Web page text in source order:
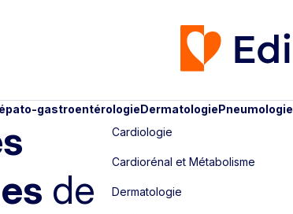
gastroentérologieDermatologiePneumologie
de
Cardiologie
Cardiorénal et Métabolisme
Dermatologie